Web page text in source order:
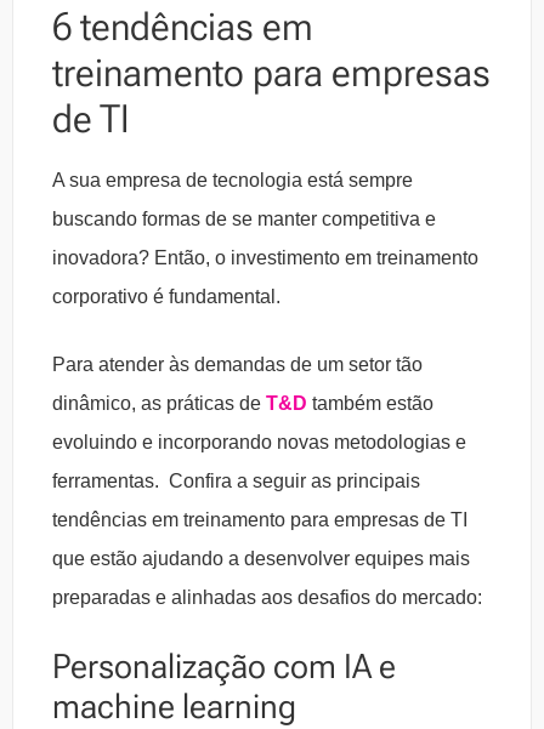
6 tendências em
treinamento para empresas
de TI
A sua empresa de tecnologia está sempre
buscando formas de se manter competitiva e
inovadora? Então, o investimento em treinamento
corporativo é fundamental.
Para atender às demandas de um setor tão
dinâmico, as práticas de T&D também estão
evoluindo e incorporando novas metodologias e
ferramentas. Confira a seguir as principais
tendências em treinamento para empresas de TI
que estão ajudando a desenvolver equipes mais
preparadas e alinhadas aos desafios do mercado:
Personalização com IA e
machine learning